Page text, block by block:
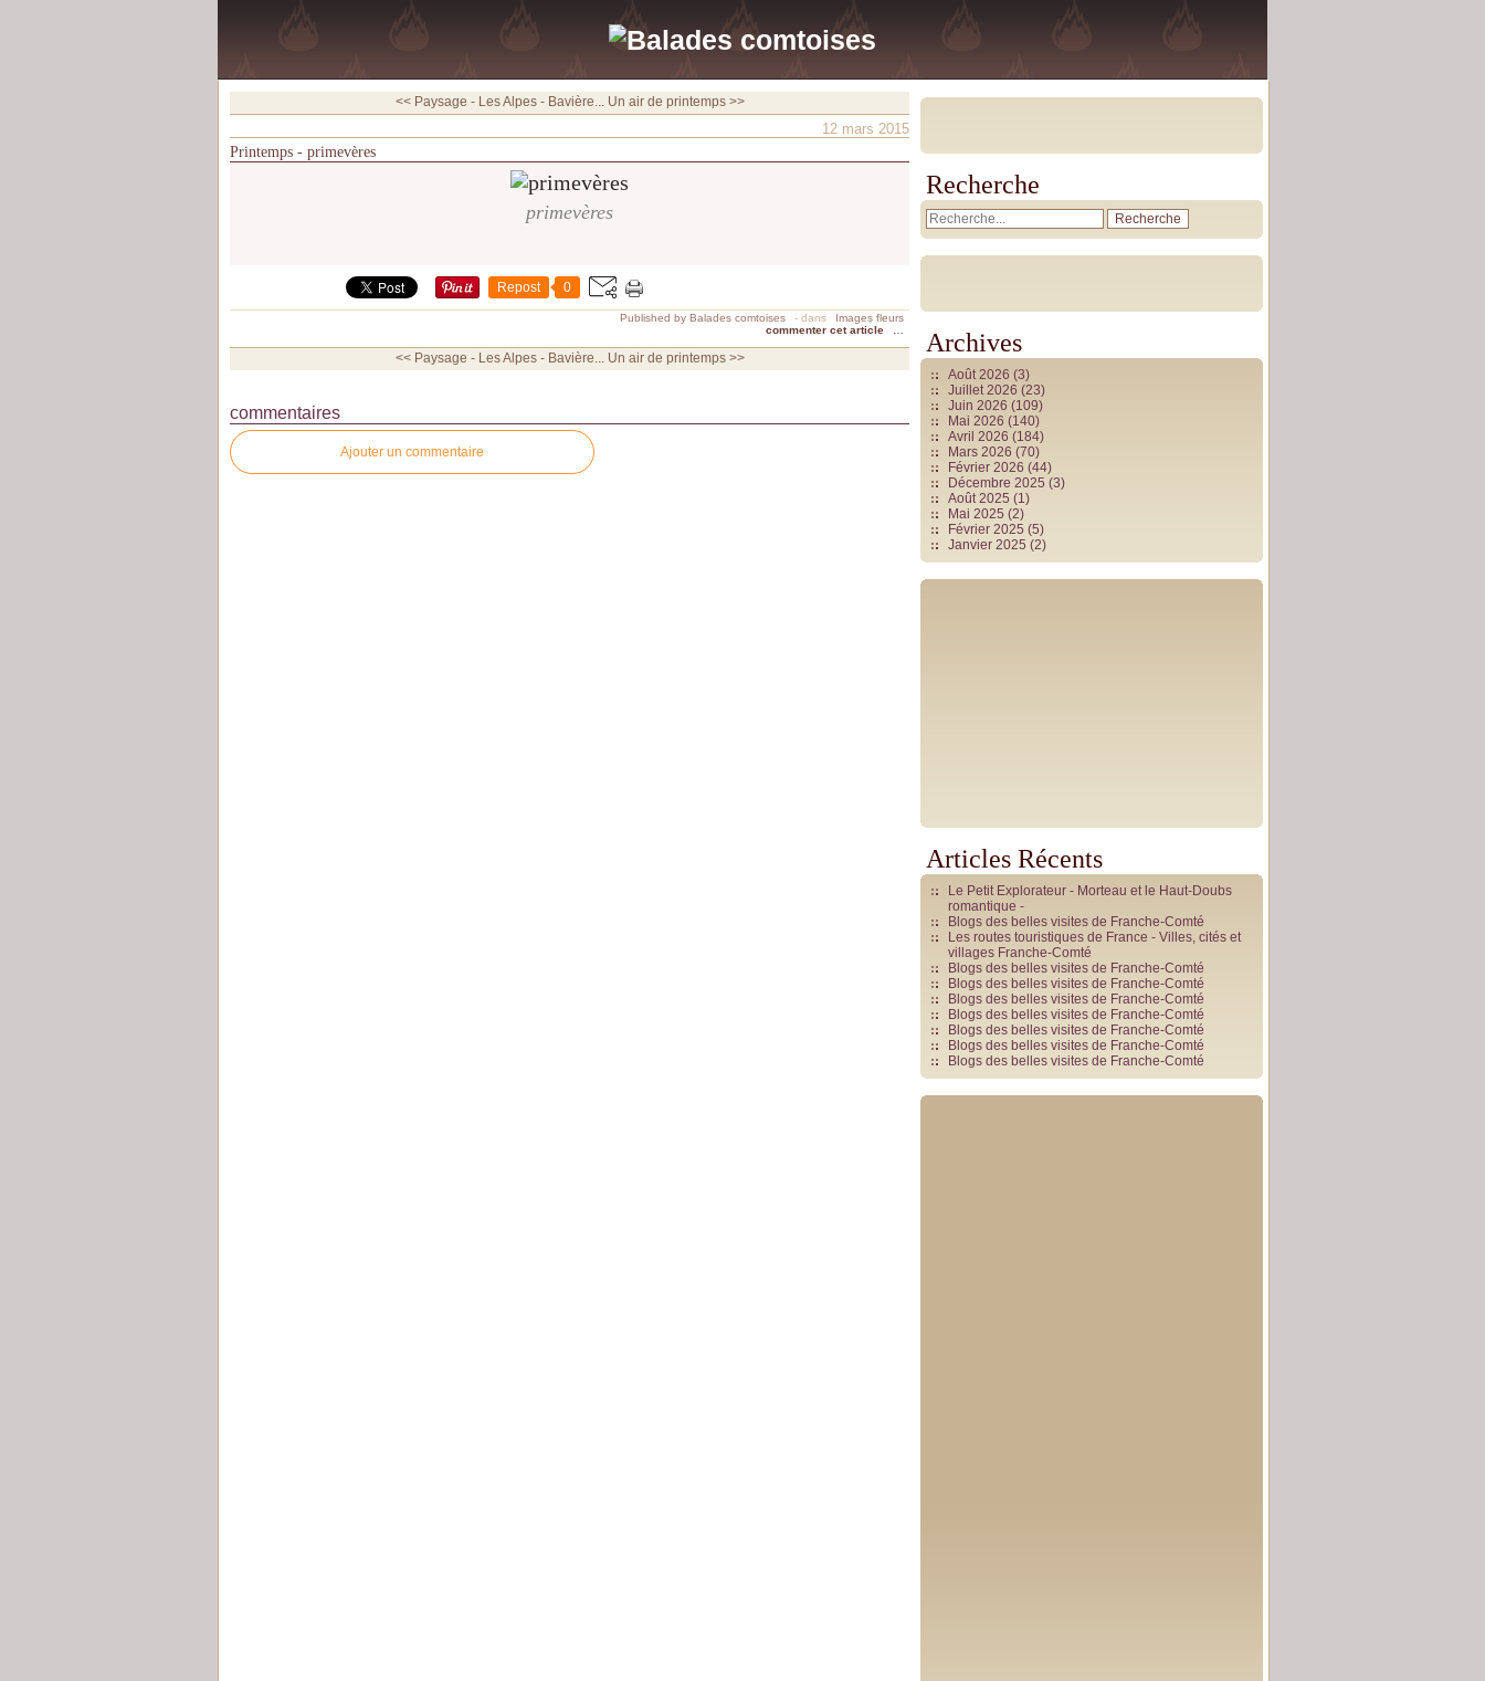
<< Paysage - Les Alpes - Bavière... Un air de printemps >>
12 mars 2015
Printemps - primevères
primevères
Repost 0
Published by Balades comtoises - dans
Images fleurs
commenter cet article
<< Paysage - Les Alpes - Bavière... Un air de printemps >>
commentaires
Ajouter un commentaire
Recherche
Archives
Août 2026 (3)
Juillet 2026 (23)
Juin 2026 (109)
Mai 2026 (140)
Avril 2026 (184)
Mars 2026 (70)
Février 2026 (44)
Décembre 2025 (3)
Août 2025 (1)
Mai 2025 (2)
Février 2025 (5)
Janvier 2025 (2)
Articles Récents
Le Petit Explorateur - Morteau et le Haut-Doubs
romantique -
Blogs des belles visites de Franche-Comté
Les routes touristiques de France - Villes, cités et
villages Franche-Comté
Blogs des belles visites de Franche-Comté
Blogs des belles visites de Franche-Comté
Blogs des belles visites de Franche-Comté
Blogs des belles visites de Franche-Comté
Blogs des belles visites de Franche-Comté
Blogs des belles visites de Franche-Comté
Blogs des belles visites de Franche-Comté